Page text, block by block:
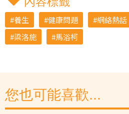
養生 健康問題 網絡熱話
梁洛施
馬浴柯
您也可能喜歡...